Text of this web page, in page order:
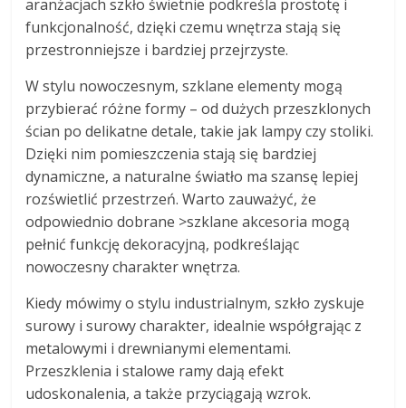
aranżacjach szkło świetnie podkreśla prostotę i
funkcjonalność, dzięki czemu wnętrza stają się
przestronniejsze i bardziej przejrzyste.
W stylu nowoczesnym, szklane elementy mogą
przybierać różne formy – od dużych przeszklonych
ścian po delikatne detale, takie jak lampy czy stoliki.
Dzięki nim pomieszczenia stają się bardziej
dynamiczne, a naturalne światło ma szansę lepiej
rozświetlić przestrzeń. Warto zauważyć, że
odpowiednio dobrane >szklane akcesoria mogą
pełnić funkcję dekoracyjną, podkreślając
nowoczesny charakter wnętrza.
Kiedy mówimy o stylu industrialnym, szkło zyskuje
surowy i surowy charakter, idealnie współgrając z
metalowymi i drewnianymi elementami.
Przeszklenia i stalowe ramy dają efekt
udoskonalenia, a także przyciągają wzrok.